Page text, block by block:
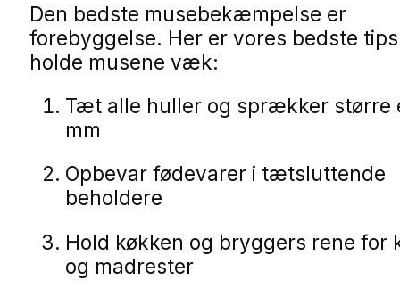
Den bedste musebekæmpelse er
forebyggelse. Her er vores bedste
holde musene væk:
Tæt alle huller og sprækker større
mm
Opbevar fødevarer i tætsluttende
beholdere
Hold køkken og bryggers rene for
og madrester